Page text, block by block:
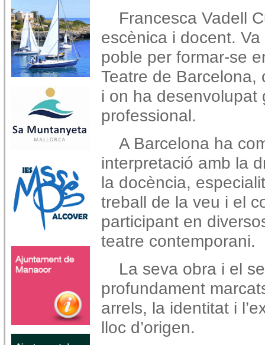
Francesca Vadell
escènica i docent.
poble per formar-se
Teatre de Barcelona,
i on ha desenvolupat
professional.
A Barcelona ha
interpretació amb la
la docència,
treball de la veu i el
participant en
teatre contemporani.
La seva obra i el
profundament
arrels, la identitat i
lloc d’origen.